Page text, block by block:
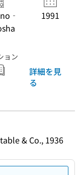
1991
ョン
詳細を見
る
& Co., 1936